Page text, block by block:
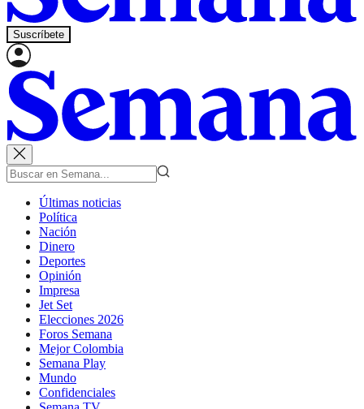
Suscríbete
Últimas noticias
Política
Nación
Dinero
Deportes
Opinión
Impresa
Jet Set
Elecciones 2026
Foros Semana
Mejor Colombia
Semana Play
Mundo
Confidenciales